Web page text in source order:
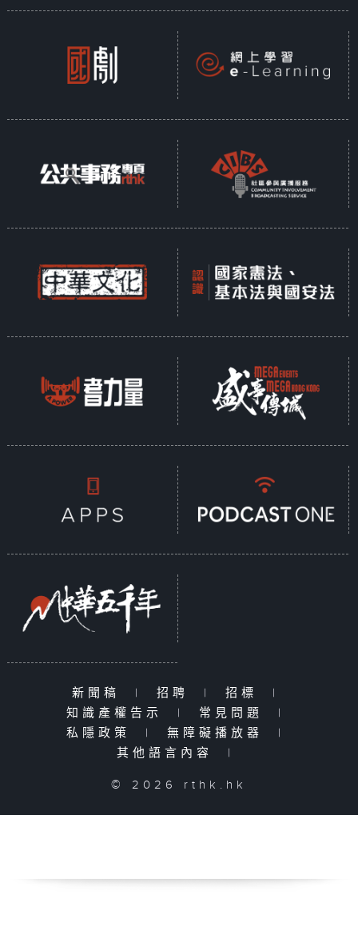
新聞稿 | 招聘 | 招標
|
知識產權告示
| 常見問題
|
私隱政策
| 無障礙播放器
|
其他語言內容
|
© 2026 rthk.hk